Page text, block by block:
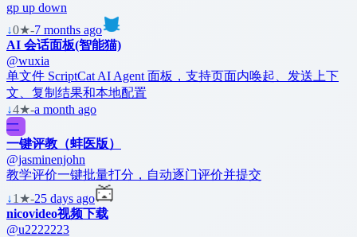
gp up down
↓0★-7 months ago
AI 会话面板(智能猫)
@wuxia
单文件 ScriptCat AI Agent 面板，支持页面内唤起、发送上下
文、复制结果和本地配置
↓4★-a month ago
一
一键评教（蚌医版）
@jasminenjohn
教学评价一键批量打分，自动逐门评价并提交
↓1 ★-25 days ago
nicovideo视频下载
@u2222223